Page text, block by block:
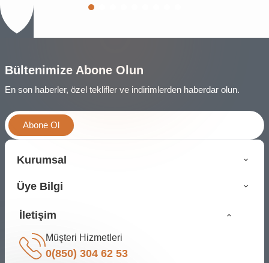
Bültenimize Abone Olun
En son haberler, özel teklifler ve indirimlerden haberdar olun.
Abone Ol
Kurumsal
Üye Bilgi
İletişim
Müşteri Hizmetleri
0(850) 304 62 53